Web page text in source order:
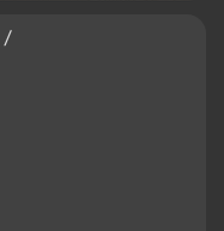
/